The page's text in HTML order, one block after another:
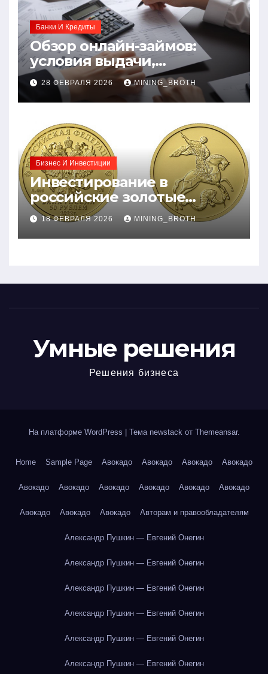
Банки И Кредиты
Обзор онлайн-займов:
условия выдачи,
процентные ставки и
требования к заемщикам
28 ФЕВРАЛЯ 2026 MINING_BROTH
Бизнес И Инвестиции
Инвестирование в
российские золотые
монеты: подробное
руководство
18 ФЕВРАЛЯ 2026 MINING_BROTH
Умные решения
Решения бизнеса
На платформе WordPress Тема newstack от Themeansar.
Home Sample Page Авокадо Авокадо Авокадо Авокадо
Авокадо Авокадо Авокадо Авокадо Авокадо Авокадо
Авокадо Авокадо Авокадо Авторам и правообладателям
Александр Пушкин — Евгений Онегин
Александр Пушкин — Евгений Онегин
Александр Пушкин — Евгений Онегин
Александр Пушкин — Евгений Онегин
Александр Пушкин — Евгений Онегин
Александр Пушкин — Евгений Онегин